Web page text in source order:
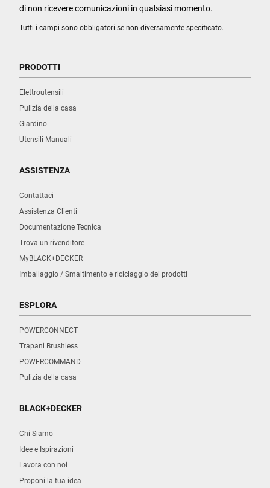
Tutti i campi sono obbligatori se non diversamente specificato.
di non ricevere comunicazioni in qualsiasi momento.
PRODOTTI
Elettroutensili
Pulizia della casa
Giardino
Utensili Manuali
ASSISTENZA
Contattaci
Assistenza Clienti
Documentazione Tecnica
Trova un rivenditore
MyBLACK+DECKER
Imballaggio / Smaltimento e riciclaggio dei prodotti
ESPLORA
POWERCONNECT
Trapani Brushless
POWERCOMMAND
Pulizia della casa
BLACK+DECKER
Chi Siamo
Idee e Ispirazioni
Lavora con noi
Proponi la tua idea